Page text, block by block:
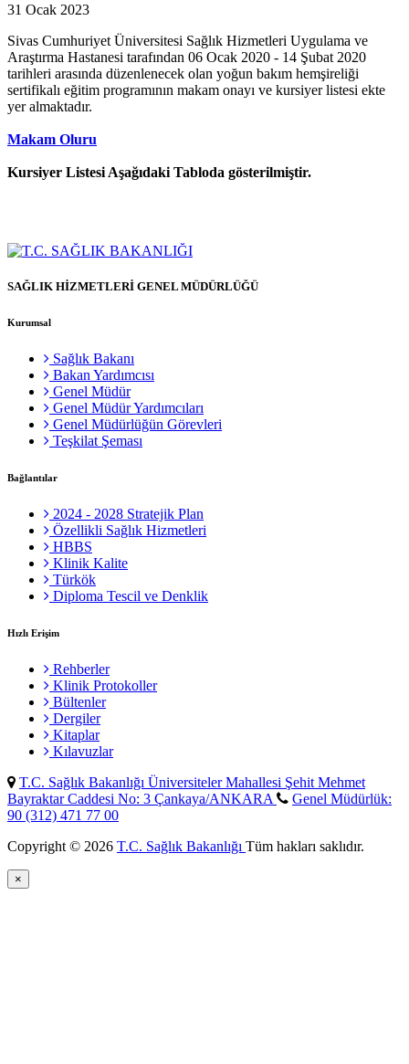
31 Ocak 2023
Sivas Cumhuriyet Üniversitesi Sağlık Hizmetleri Uygulama ve
Araştırma Hastanesi tarafından 06 Ocak 2020 - 14 Şubat 2020
tarihleri arasında düzenlenecek olan yoğun bakım hemşireliği
sertifikalı eğitim programının makam onayı ve kursiyer listesi ekte
yer almaktadır.
Makam Oluru
Kursiyer Listesi Aşağıdaki Tabloda gösterilmiştir.
SAĞLIK HİZMETLERİ GENEL MÜDÜRLÜĞÜ
Kurumsal
Sağlık Bakanı
Bakan Yardımcısı
Genel Müdür
Genel Müdür Yardımcıları
Genel Müdürlüğün Görevleri
Teşkilat Şeması
Bağlantılar
2024 - 2028 Stratejik Plan
Özellikli Sağlık Hizmetleri
HBBS
Klinik Kalite
Türkök
Diploma Tescil ve Denklik
Hızlı Erişim
Rehberler
Klinik Protokoller
Bültenler
Dergiler
Kitaplar
Kılavuzlar
T.C. Sağlık Bakanlığı Üniversiteler Mahallesi Şehit Mehmet
Bayraktar Caddesi No: 3 Çankaya/ANKARA
Genel Müdürlük:
90 (312) 471 77 00
Copyright © 2026 T.C. Sağlık Bakanlığı Tüm hakları saklıdır.
×